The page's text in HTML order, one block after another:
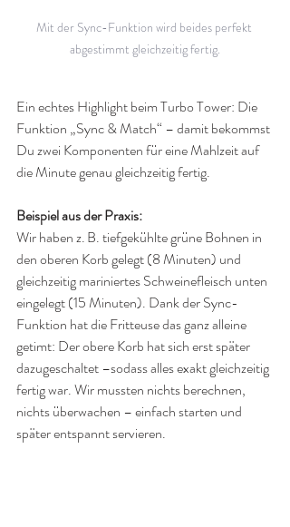
Mit der Sync-Funktion wird beides perfekt
abgestimmt gleichzeitig fertig.
Ein echtes Highlight beim Turbo Tower: Die
Funktion „Sync & Match“ – damit bekommst
Du zwei Komponenten für eine Mahlzeit auf
die Minute genau gleichzeitig fertig.
Beispiel aus der Praxis:
Wir haben z. B. tiefgekühlte grüne Bohnen in
den oberen Korb gelegt (8 Minuten) und
gleichzeitig mariniertes Schweinefleisch unten
eingelegt (15 Minuten). Dank der Sync-
Funktion hat die Fritteuse das ganz alleine
getimt: Der obere Korb hat sich erst später
dazugeschaltet –sodass alles exakt gleichzeitig
fertig war. Wir mussten nichts berechnen,
nichts überwachen – einfach starten und
später entspannt servieren.